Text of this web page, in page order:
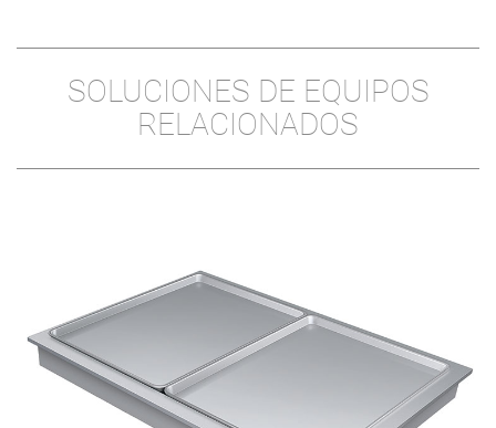
SOLUCIONES DE EQUIPOS
RELACIONADOS